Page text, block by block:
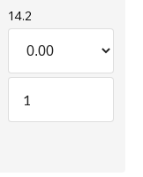
14.2